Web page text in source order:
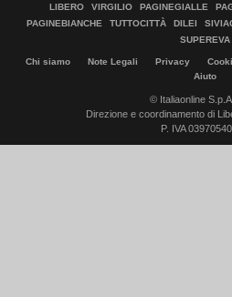
LIBERO VIRGILIO PAGINEGIALLE
PAGINEBIANCHE
TUTTOCITTÀ DILEI
SUPEREVA
Chi siamo Note Legali Privacy
Aiuto
© Italiaonline
Direzione e coordinamento di
P. IVA